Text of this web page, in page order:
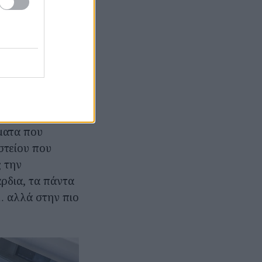
αφήνοντας
θα
που
που
την
τα πάντα
αλλά στην πιο